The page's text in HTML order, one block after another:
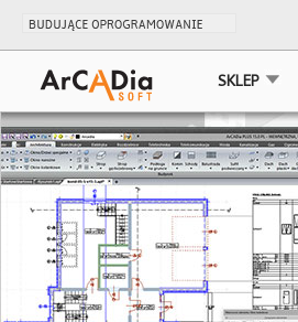
SKLEP